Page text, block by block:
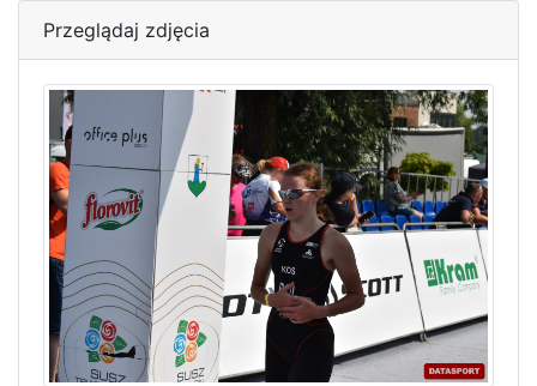
Przeglądaj zdjęcia